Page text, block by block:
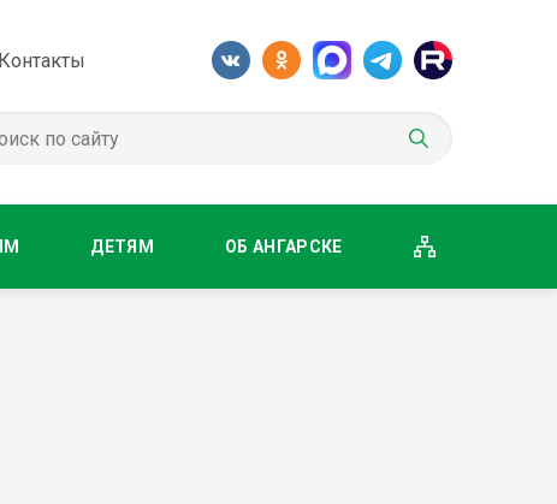
Контакты
ДЕТЯМ ОБ АНГАРСКЕ